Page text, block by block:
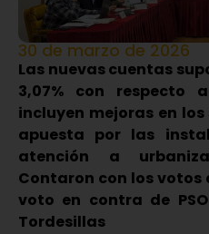
30 de marzo de 2026
Las nuevas cuentas
3,07% con respecto
incluyen mejoras en
apuesta por las
atención a
Contaron con los votos
voto en contra de
Tordesillas